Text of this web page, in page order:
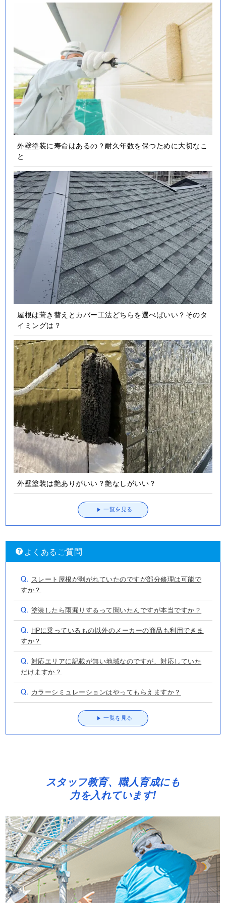
外壁塗装に寿命はあるの？耐久年数を保つために大切なこ
と
屋根は葺き替えとカバー工法どちらを選べばいい？そのタ
イミングは？
外壁塗装は艶ありがいい？艶なしがいい？
一覧を見る
よくあるご質問
Q. スレート屋根が剥がれていたのですが部分修理は可能で
すか？
Q. 塗装したら雨漏りするって聞いたんですが本当ですか？
Q. HPに乗っているもの以外のメーカーの商品も利用できま
すか？
Q. 対応エリアに記載が無い地域なのですが、対応していた
だけますか？
Q. カラーシミュレーションはやってもらえますか？
一覧を見る
スタッフ教育、職人育成にも
力を入れています!